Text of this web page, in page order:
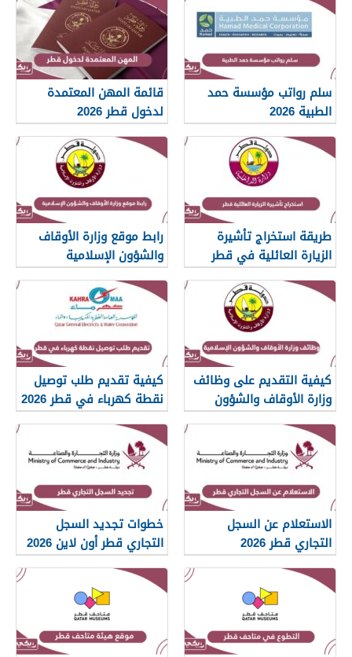
سلم رواتب مؤسسة حمد
الطبية 2026
قائمة المهن المعتمدة
لدخول قطر 2026
طريقة استخراج تأشيرة
الزيارة العائلية في قطر
2026
رابط موقع وزارة الأوقاف
والشؤون الإسلامية
islam.gov.qa
كيفية التقديم على وظائف
وزارة الأوقاف والشؤون
الإسلامية قطر 2026
كيفية تقديم طلب توصيل
نقطة كهرباء في قطر 2026
الاستعلام عن السجل
التجاري قطر 2026
خطوات تجديد السجل
التجاري قطر أون لاين 2026